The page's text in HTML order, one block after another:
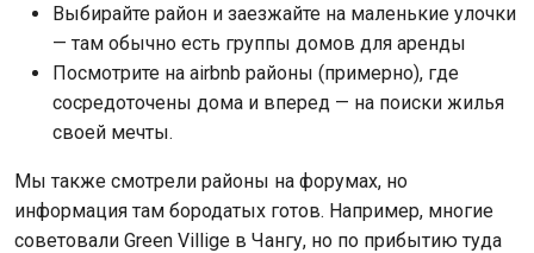
Выбирайте район и заезжайте на маленькие улочки
— там обычно есть группы домов для аренды
Посмотрите на airbnb районы (примерно), где
сосредоточены дома и вперед — на поиски жилья
своей мечты.
Мы также смотрели районы на форумах, но
информация там бородатых готов. Например, многие
советовали Green Villige в Чангу, но по прибытию туда